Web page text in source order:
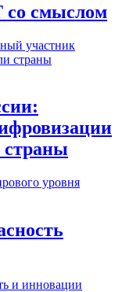
смыслом
страны